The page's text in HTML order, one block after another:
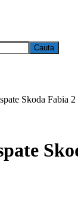
Skoda Fabia